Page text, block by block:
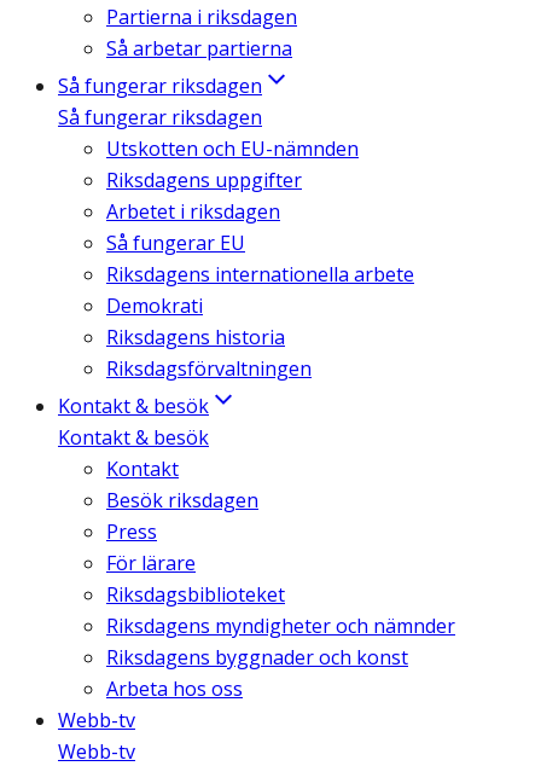
Partierna i riksdagen
Så arbetar partierna
Så fungerar riksdagen
Så fungerar riksdagen
Utskotten och EU-nämnden
Riksdagens uppgifter
Arbetet i riksdagen
Så fungerar EU
Riksdagens internationella arbete
Demokrati
Riksdagens historia
Riksdagsförvaltningen
Kontakt & besök
Kontakt & besök
Kontakt
Besök riksdagen
Press
För lärare
Riksdagsbiblioteket
Riksdagens myndigheter och nämnder
Riksdagens byggnader och konst
Arbeta hos oss
Webb-tv
Webb-tv